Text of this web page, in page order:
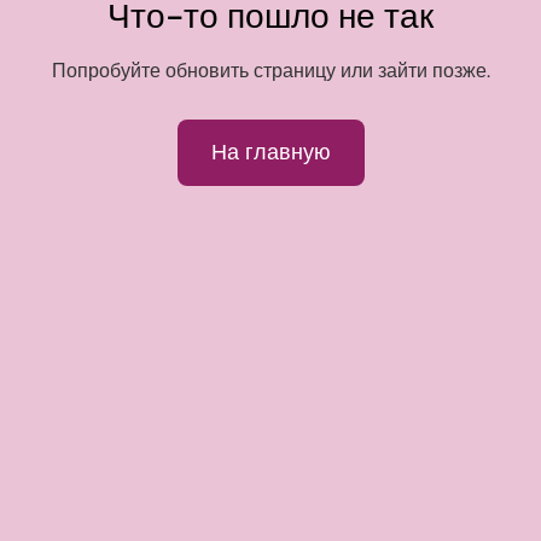
Что-то пошло не так
Попробуйте обновить страницу или зайти позже.
На главную